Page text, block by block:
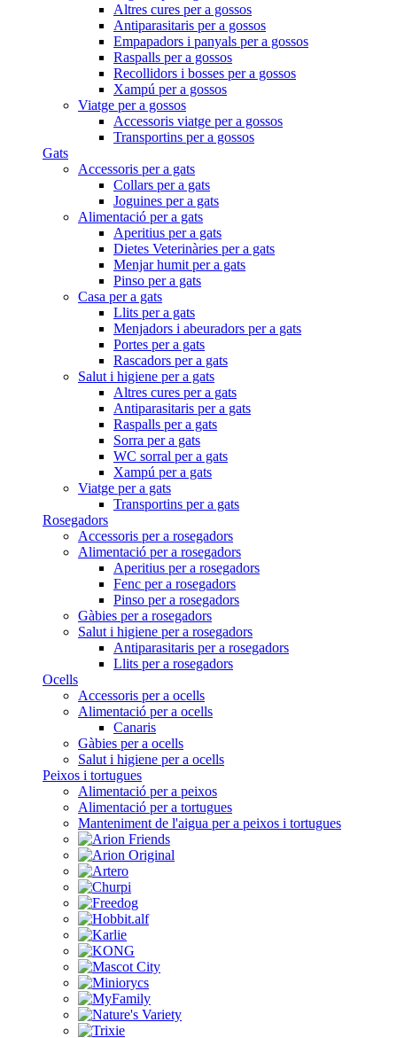
Altres cures per a gossos
Antiparasitaris per a gossos
Empapadors i panyals per a gossos
Raspalls per a gossos
Recollidors i bosses per a gossos
Xampú per a gossos
Viatge per a gossos
Accessoris viatge per a gossos
Transportins per a gossos
Gats
Accessoris per a gats
Collars per a gats
Joguines per a gats
Alimentació per a gats
Aperitius per a gats
Dietes Veterinàries per a gats
Menjar humit per a gats
Pinso per a gats
Casa per a gats
Llits per a gats
Menjadors i abeuradors per a gats
Portes per a gats
Rascadors per a gats
Salut i higiene per a gats
Altres cures per a gats
Antiparasitaris per a gats
Raspalls per a gats
Sorra per a gats
WC sorral per a gats
Xampú per a gats
Viatge per a gats
Transportins per a gats
Rosegadors
Accessoris per a rosegadors
Alimentació per a rosegadors
Aperitius per a rosegadors
Fenc per a rosegadors
Pinso per a rosegadors
Gàbies per a rosegadors
Salut i higiene per a rosegadors
Antiparasitaris per a rosegadors
Llits per a rosegadors
Ocells
Accessoris per a ocells
Alimentació per a ocells
Canaris
Gàbies per a ocells
Salut i higiene per a ocells
Peixos i tortugues
Alimentació per a peixos
Alimentació per a tortugues
Manteniment de l'aigua per a peixos i tortugues